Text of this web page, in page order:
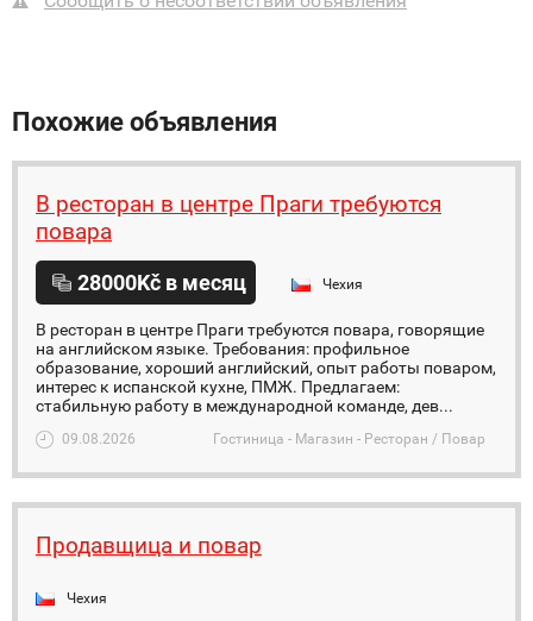
Похожие объявления
В ресторан в центре Праги требуются
повара
28000Kč в месяц Чехия
В ресторан в центре Праги требуются повара, говорящие
на английском языке. Требования: профильное
образование, хороший английский, опыт работы поваром,
интерес к испанской кухне, ПМЖ. Предлагаем:
стабильную работу в международной команде, дев...
09.08.2026 Гостиница - Магазин - Ресторан / Повар
Продавщица и повар
Чехия